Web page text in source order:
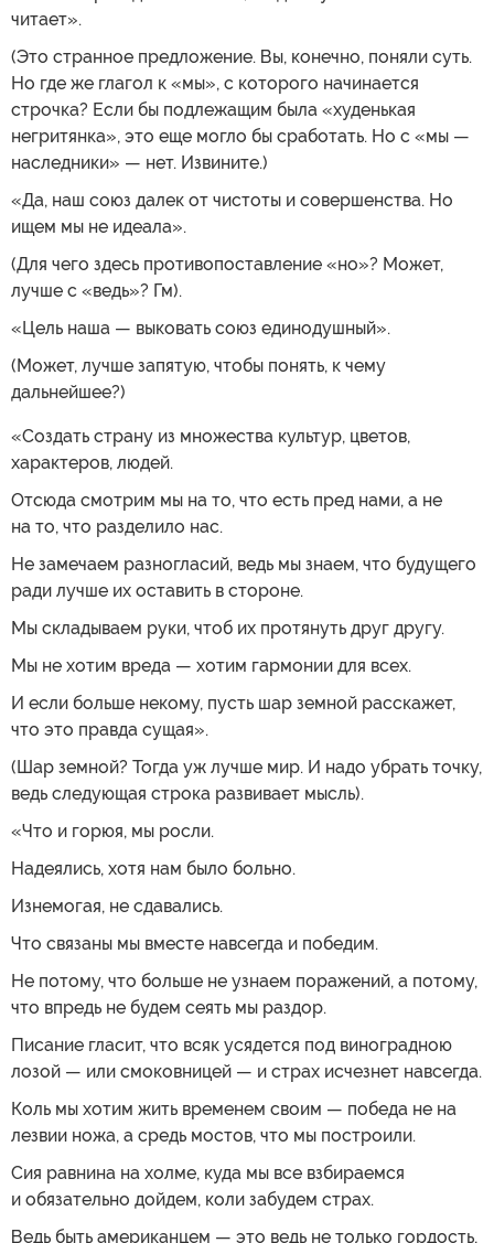
читает».
(Это странное предложение. Вы, конечно, поняли суть.
Но где же глагол к «мы», с которого начинается
строчка? Если бы подлежащим была «худенькая
негритянка», это еще могло бы сработать. Но с «мы —
наследники» — нет. Извините.)
«Да, наш союз далек от чистоты и совершенства. Но
ищем мы не идеала».
(Для чего здесь противопоставление «но»? Может,
лучше с «ведь»? Гм).
«Цель наша — выковать союз единодушный».
(Может, лучше запятую, чтобы понять, к чему
дальнейшее?)
«Создать страну из множества культур, цветов,
характеров, людей.
Отсюда смотрим мы на то, что есть пред нами, а не
на то, что разделило нас.
Не замечаем разногласий, ведь мы знаем, что будущего
ради лучше их оставить в стороне.
Мы складываем руки, чтоб их протянуть друг другу.
Мы не хотим вреда — хотим гармонии для всех.
И если больше некому, пусть шар земной расскажет,
что это правда сущая».
(Шар земной? Тогда уж лучше мир. И надо убрать точку,
ведь следующая строка развивает мысль).
«Что и горюя, мы росли.
Надеялись, хотя нам было больно.
Изнемогая, не сдавались.
Что связаны мы вместе навсегда и победим.
Не потому, что больше не узнаем поражений, а потому,
что впредь не будем сеять мы раздор.
Писание гласит, что всяк усядется под виноградною
лозой — или смоковницей — и страх исчезнет навсегда.
Коль мы хотим жить временем своим — победа не на
лезвии ножа, а средь мостов, что мы построили.
Сия равнина на холме, куда мы все взбираемся
и обязательно дойдем, коли забудем страх.
Ведь быть американцем — это ведь не только гордость,